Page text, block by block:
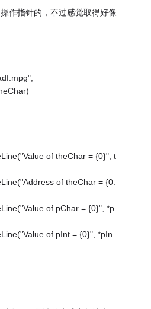
作指针的，不过感觉取得好像
of theChar = {0}", t
of theChar = {0:
of pChar = {0}", *p
of pInt = {0}", *pIn